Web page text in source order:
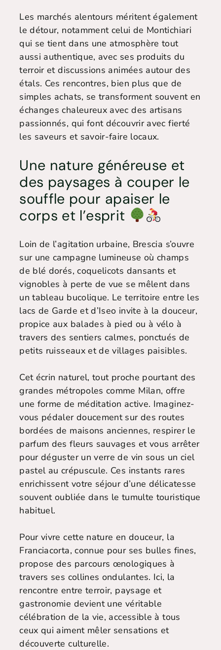
Les marchés alentours méritent également
le détour, notamment celui de Montichiari
qui se tient dans une atmosphère tout
aussi authentique, avec ses produits du
terroir et discussions animées autour des
étals. Ces rencontres, bien plus que de
simples achats, se transforment souvent en
échanges chaleureux avec des artisans
passionnés, qui font découvrir avec fierté
les saveurs et savoir-faire locaux.
Une nature généreuse et
des paysages à couper le
souffle pour apaiser le
corps et l’esprit
Loin de l’agitation urbaine, Brescia s’ouvre
sur une campagne lumineuse où champs
de blé dorés, coquelicots dansants et
vignobles à perte de vue se mêlent dans
un tableau bucolique. Le territoire entre les
lacs de Garde et d’Iseo invite à la douceur,
propice aux balades à pied ou à vélo à
travers des sentiers calmes, ponctués de
petits ruisseaux et de villages paisibles.
Cet écrin naturel, tout proche pourtant des
grandes métropoles comme Milan, offre
une forme de méditation active. Imaginez-
vous pédaler doucement sur des routes
bordées de maisons anciennes, respirer le
parfum des fleurs sauvages et vous arrêter
pour déguster un verre de vin sous un ciel
pastel au crépuscule. Ces instants rares
enrichissent votre séjour d’une délicatesse
souvent oubliée dans le tumulte touristique
habituel.
Pour vivre cette nature en douceur, la
Franciacorta, connue pour ses bulles fines,
propose des parcours œnologiques à
travers ses collines ondulantes. Ici, la
rencontre entre terroir, paysage et
gastronomie devient une véritable
célébration de la vie, accessible à tous
ceux qui aiment mêler sensations et
découverte culturelle.